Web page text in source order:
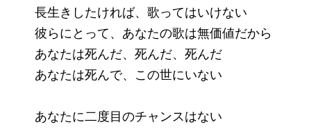
長生きしたければ、歌ってはいけない
彼らにとって、あなたの歌は無価値だから
あなたは死んだ、死んだ、死んだ
あなたは死んで、この世にいない
あなたに二度目のチャンスはない